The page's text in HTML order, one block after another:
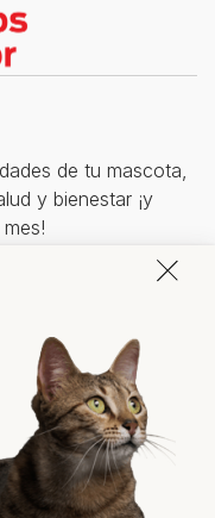
de tu mascota,
y bienestar ¡y
dudas.​
y ofertas de